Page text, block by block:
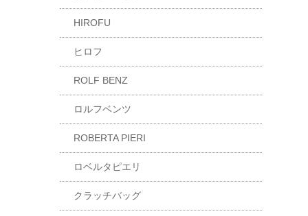
HIROFU
ヒロフ
ROLF BENZ
ロルフベンツ
ROBERTA PIERI
ロベルタピエリ
クラッチバッグ